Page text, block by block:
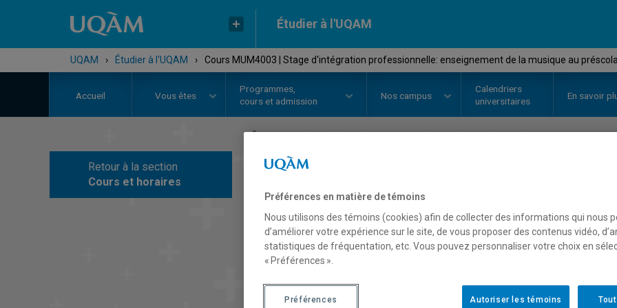
Étudier à l'UQAM
UQAM › Étudier à l'UQAM › Cours MUM4003 | Stage d'intégration professionnelle: enseignement de la musique au
Accueil Vous êtes
Programmes,
cours et admission
Nos campus
Calendriers
universitaires
En savoir
Retour à la section
Cours et horaires
Stage
enseignement de la
primaire
Description Horaire - Été 2026
Préférences en matière de témoins
Nous utilisons des témoins (cookies) afin de collecter des informations qui nous
d’améliorer votre expérience sur le site, de vous proposer des contenus vidéo,
statistiques de fréquentation, etc. Vous pouvez personnaliser votre choix en
« Préférences ».
Autoriser les témoins
Préférences